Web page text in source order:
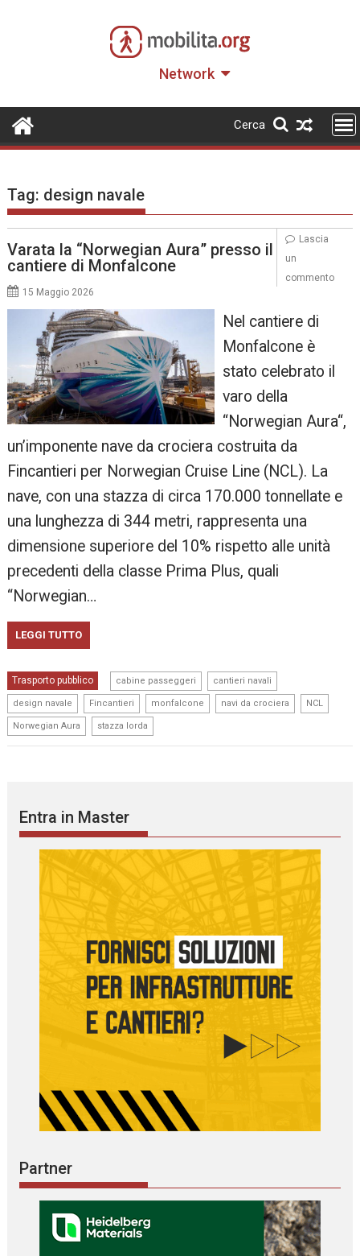
Network
Cerca
Tag: design navale
Varata la “Norwegian Aura” presso il
cantiere di Monfalcone
15 Maggio 2026
Nel cantiere di
Monfalcone è
stato celebrato il
varo della
“Norwegian Aura“,
un’imponente nave da crociera costruita da
Fincantieri per Norwegian Cruise Line (NCL). La
nave, con una stazza di circa 170.000 tonnellate e
una lunghezza di 344 metri, rappresenta una
dimensione superiore del 10% rispetto alle unità
precedenti della classe Prima Plus, quali
“Norwegian…
LEGGI TUTTO
Trasporto pubblico cabine passeggeri cantieri navali
design navale Fincantieri monfalcone navi da crociera NCL
Norwegian Aura stazza lorda
Lascia
un
commento
Entra in Master
Partner